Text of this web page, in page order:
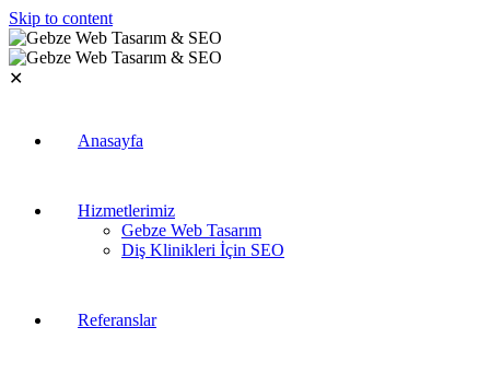
Skip to content
✕
Anasayfa
Hizmetlerimiz
Gebze Web Tasarım
Diş Klinikleri İçin SEO
Referanslar